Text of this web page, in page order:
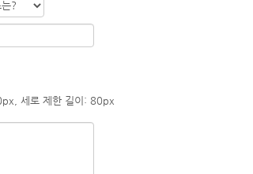
세로 제한 길이: 80px